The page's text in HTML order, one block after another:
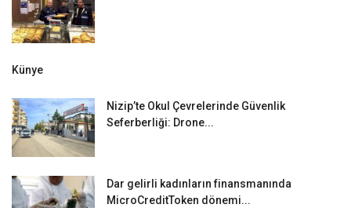
Künye
Nizip’te Okul Çevrelerinde Güvenlik
Seferberliği: Drone...
Dar gelirli kadınların finansmanında
MicroCreditToken dönemi...